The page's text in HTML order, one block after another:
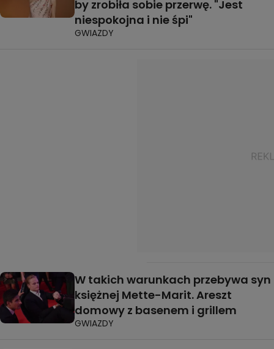
by zrobiła sobie przerwę. "Jest
niespokojna i nie śpi"
GWIAZDY
W takich warunkach przebywa syn
księżnej Mette-Marit. Areszt
domowy z basenem i grillem
GWIAZDY